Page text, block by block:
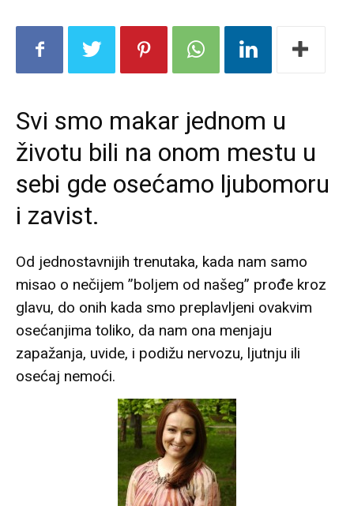
Svi smo makar jednom u
životu bili na onom mestu u
sebi gde osećamo ljubomoru
i zavist.
Od jednostavnijih trenutaka, kada nam samo
misao o nečijem ”boljem od našeg” prođe kroz
glavu, do onih kada smo preplavljeni ovakvim
osećanjima toliko, da nam ona menjaju
zapažanja, uvide, i podižu nervozu, ljutnju ili
osećaj nemoći.